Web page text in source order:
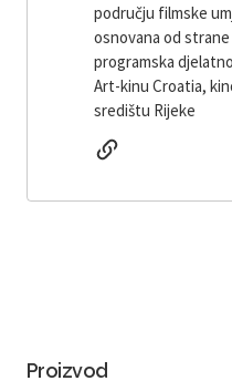
području filmske
osnovana od strane
programska
Art-kinu Croatia,
središtu Rijeke
Proizvod